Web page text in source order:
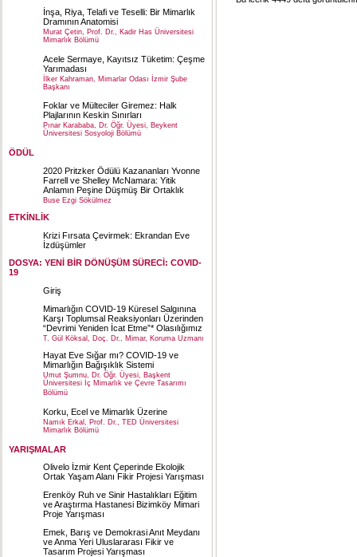
İnşa, Riya, Telafi ve Teselli: Bir Mimarlık
Dramının Anatomisi
Murat Çetin, Prof. Dr., Kadir Has Üniversitesi
Mimarlık Bölümü
Acele Sermaye, Kayıtsız Tüketim: Çeşme
Yarımadası
İlker Kahraman, Mimarlar Odası İzmir Şube
Başkanı
Foklar ve Mülteciler Giremez: Halk
Plajlarının Keskin Sınırları
Pınar Karababa, Dr. Öğr. Üyesi, Beykent
Üniversitesi Sosyoloji Bölümü
ÖDÜL
2020 Pritzker Ödülü Kazananları Yvonne
Farrell ve Shelley McNamara: Yitik
Anlamın Peşine Düşmüş Bir Ortaklık
Buse Ezgi Sökülmez
ETKİNLİK
Krizi Fırsata Çevirmek: Ekrandan Eve
İzdüşümler
DOSYA: YENİ BİR DÖNÜŞÜM SÜRECİ: COVID-
19
Giriş
Mimarlığın COVID-19 Küresel Salgınına
Karşı Toplumsal Reaksiyonları Üzerinden
“Devrimi Yeniden İcat Etme”* Olasılığımız
T. Gül Köksal, Doç. Dr., Mimar, Koruma Uzmanı
Hayat Eve Sığar mı? COVID-19 ve
Mimarlığın Bağışıklık Sistemi
Umut Şumnu, Dr. Öğr. Üyesi, Başkent
Üniversitesi İç Mimarlık ve Çevre Tasarımı
Bölümü
Korku, Ecel ve Mimarlık Üzerine
Namık Erkal, Prof. Dr., TED Üniversitesi
Mimarlık Bölümü
YARIŞMALAR
Olivelo İzmir Kent Çeperinde Ekolojik
Ortak Yaşam Alanı Fikir Projesi Yarışması
Erenköy Ruh ve Sinir Hastalıkları Eğitim
ve Araştırma Hastanesi Bizimköy Mimari
Proje Yarışması
Emek, Barış ve Demokrasi Anıt Meydanı
ve Anma Yeri Uluslararası Fikir ve
Tasarım Projesi Yarışması